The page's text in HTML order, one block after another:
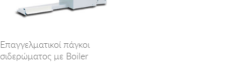
Επαγγελματικοί πάγκοι
σιδερώματος με Boiler